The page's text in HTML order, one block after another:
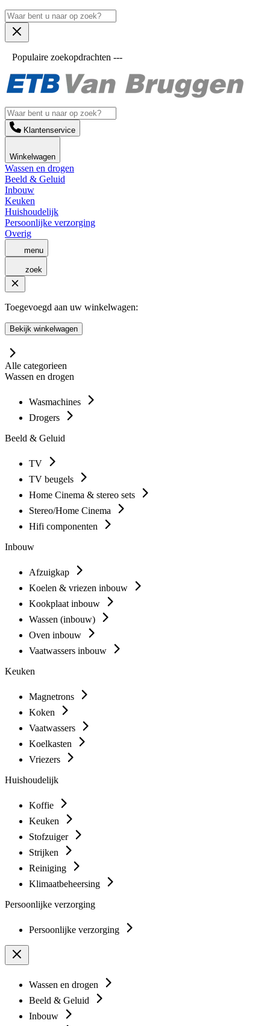
Populaire zoekopdrachten ---
Klantenservice
Winkelwagen
Wassen en drogen
Beeld & Geluid
Inbouw
Keuken
Huishoudelijk
Persoonlijke verzorging
Overig
menu
zoek
Toegevoegd aan uw winkelwagen:
Bekijk winkelwagen
Alle categorieen
Wassen en drogen
Wasmachines
Drogers
Beeld & Geluid
TV
TV beugels
Home Cinema & stereo sets
Stereo/Home Cinema
Hifi componenten
Inbouw
Afzuigkap
Koelen & vriezen inbouw
Kookplaat inbouw
Wassen (inbouw)
Oven inbouw
Vaatwassers inbouw
Keuken
Magnetrons
Koken
Vaatwassers
Koelkasten
Vriezers
Huishoudelijk
Koffie
Keuken
Stofzuiger
Strijken
Reiniging
Klimaatbeheersing
Persoonlijke verzorging
Persoonlijke verzorging
Wassen en drogen
Beeld & Geluid
Inbouw